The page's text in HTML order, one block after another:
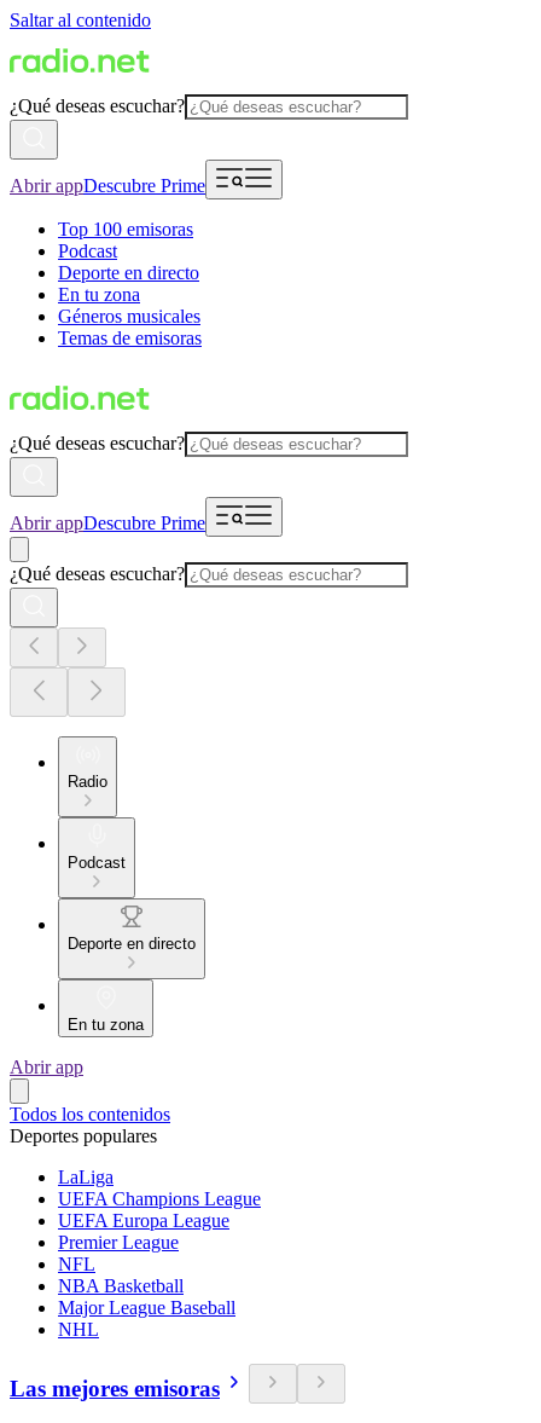
Saltar al contenido
¿Qué deseas escuchar?
Abrir appDescubre Prime
Top 100 emisoras
Podcast
Deporte en directo
En tu zona
Géneros musicales
Temas de emisoras
¿Qué deseas escuchar?
Abrir appDescubre Prime
¿Qué deseas escuchar?
Radio
Podcast
Deporte en directo
En tu zona
Abrir app
Todos los contenidos
Deportes populares
LaLiga
UEFA Champions League
UEFA Europa League
Premier League
NFL
NBA Basketball
Major League Baseball
NHL
Las mejores emisoras